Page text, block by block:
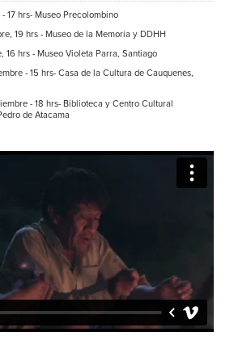
17 hrs- Museo Precolombino
19 hrs - Museo de la Memoria y DDHH
16 hrs - Museo Violeta Parra, Santiago
- 15 hrs- Casa de la Cultura de Cauquenes,
- 18 hrs- Biblioteca y Centro Cultural
de Atacama